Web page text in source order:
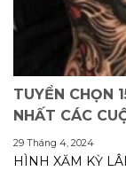
TUYỂN CHỌN
NHẤT CÁC
29 Tháng 4, 2024
HÌNH XĂM KỲ